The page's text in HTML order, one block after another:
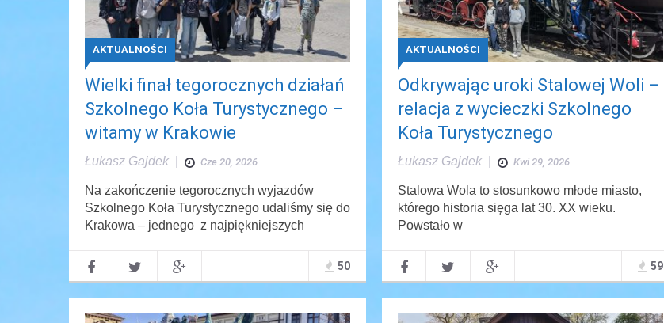
AKTUALNOŚCI
Wielki finał tegorocznych działań
Szkolnego Koła Turystycznego –
witamy w Krakowie
Łukasz Gajdek Cze 20, 2026
Na zakończenie tegorocznych wyjazdów
Szkolnego Koła Turystycznego udaliśmy się do
Krakowa – jednego z najpiękniejszych
50
AKTUALNOŚCI
Odkrywając uroki Stalowej Woli –
relacja z wycieczki Szkolnego
Koła Turystycznego
Łukasz Gajdek Kwi 29, 2026
Stalowa Wola to stosunkowo młode miasto,
którego historia sięga lat 30. XX wieku.
Powstało w
59